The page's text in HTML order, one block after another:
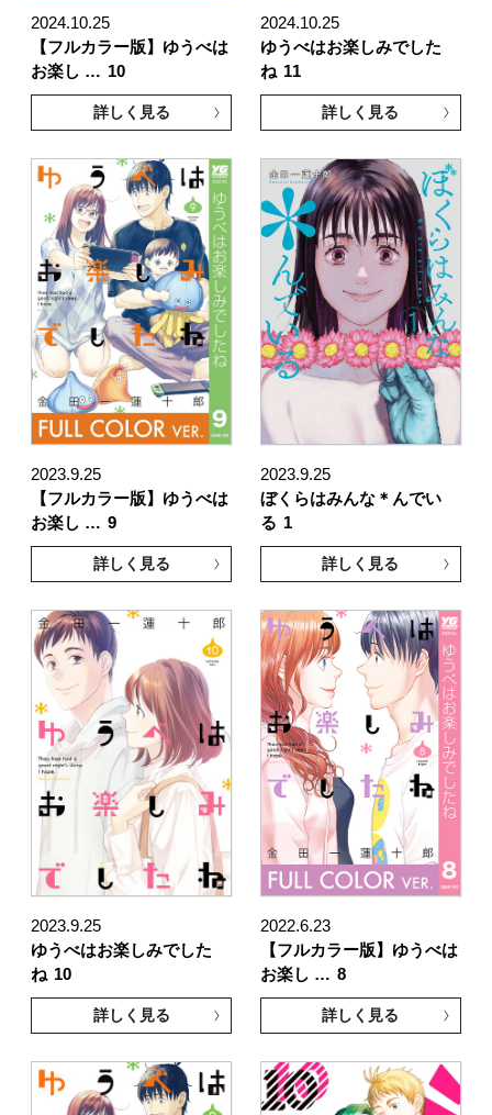
2024.10.25
【フルカラー版】ゆうべは
お楽し … 10
詳しく見る
2024.10.25
ゆうべはお楽しみでした
ね 11
詳しく見る
2023.9.25
【フルカラー版】ゆうべは
お楽し … 9
詳しく見る
2023.9.25
ぼくらはみんな＊んでい
る 1
詳しく見る
2023.9.25
ゆうべはお楽しみでした
ね 10
詳しく見る
2022.6.23
【フルカラー版】ゆうべは
お楽し … 8
詳しく見る